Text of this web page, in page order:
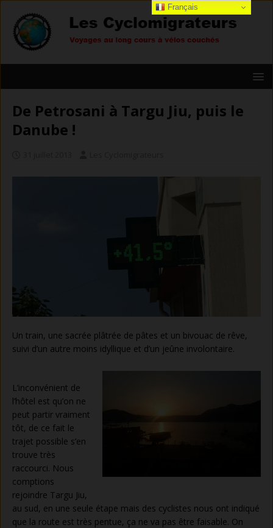
De Petrosani à Targu Jiu, puis le
Danube !
Un train, une sacrée plâtrée de pâtes et un bivouac de rêve,
suivi d’un autre moins idyllique et d’un jeûne involontaire.
L’inconvénient de
l’hôtel est qu’on ne
peut partir vraiment
tôt, de ce fait le
trajet possible s’en
trouve très
raccourci. Nous
comptions
rejoindre Targu Jiu,
au sud, en une seule étape mais des cyclistes nous ont indiqué
que la route est très pentue, ça ne va pas être faisable. On
Français